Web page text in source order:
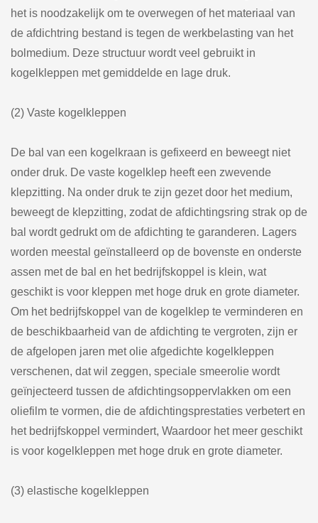
het is noodzakelijk om te overwegen of het materiaal van
de afdichtring bestand is tegen de werkbelasting van het
bolmedium. Deze structuur wordt veel gebruikt in
kogelkleppen met gemiddelde en lage druk.
(2) Vaste kogelkleppen
De bal van een kogelkraan is gefixeerd en beweegt niet
onder druk. De vaste kogelklep heeft een zwevende
klepzitting. Na onder druk te zijn gezet door het medium,
beweegt de klepzitting, zodat de afdichtingsring strak op de
bal wordt gedrukt om de afdichting te garanderen. Lagers
worden meestal geïnstalleerd op de bovenste en onderste
assen met de bal en het bedrijfskoppel is klein, wat
geschikt is voor kleppen met hoge druk en grote diameter.
Om het bedrijfskoppel van de kogelklep te verminderen en
de beschikbaarheid van de afdichting te vergroten, zijn er
de afgelopen jaren met olie afgedichte kogelkleppen
verschenen, dat wil zeggen, speciale smeerolie wordt
geïnjecteerd tussen de afdichtingsoppervlakken om een
oliefilm te vormen, die de afdichtingsprestaties verbetert en
het bedrijfskoppel vermindert, Waardoor het meer geschikt
is voor kogelkleppen met hoge druk en grote diameter.
(3) elastische kogelkleppen